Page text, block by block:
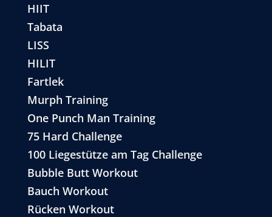
HIIT
Tabata
LISS
HILIT
Fartlek
Murph Training
One Punch Man Training
75 Hard Challenge
100 Liegestütze am Tag Challenge
Bubble Butt Workout
Bauch Workout
Rücken Workout